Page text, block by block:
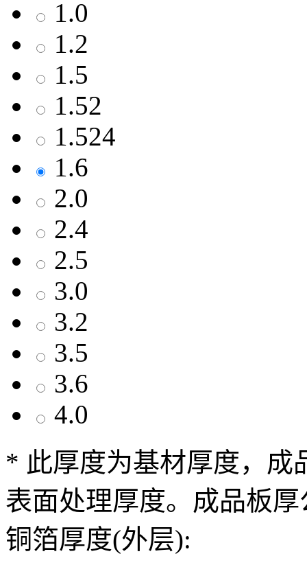
1.0
1.2
1.5
1.52
1.524
1.6
2.0
2.4
2.5
3.0
3.2
3.5
3.6
4.0
* 此厚度为基材厚度，成
表面处理厚度。成品板
铜箔厚度(外层):